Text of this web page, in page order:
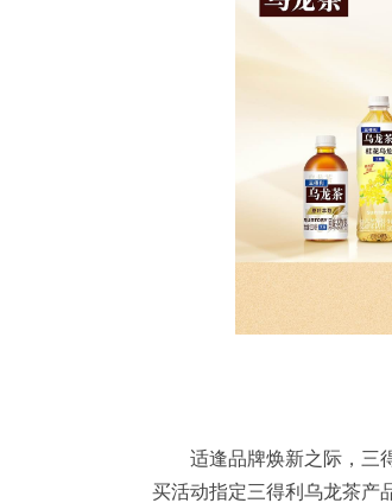
适逢品牌焕新之际，三
买活动指定三得利乌龙茶产